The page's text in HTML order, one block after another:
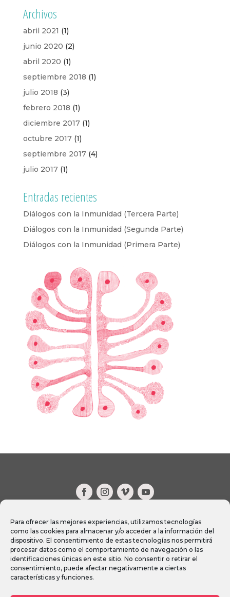
Para ofrecer las mejores experiencias, utilizamos tecnologías
como las cookies para almacenar y/o acceder a la información del
dispositivo. El consentimiento de estas tecnologías nos permitirá
procesar datos como el comportamiento de navegación o las
identificaciones únicas en este sitio. No consentir o retirar el
consentimiento, puede afectar negativamente a ciertas
características y funciones.
Archivos
abril 2021 (1)
junio 2020 (2)
abril 2020 (1)
septiembre 2018 (1)
julio 2018 (3)
febrero 2018 (1)
diciembre 2017(1)
octubre 2017(1)
septiembre 2017(4)
julio 2017(1)
Entradas recientes
Diálogos con la Inmunidad (Tercera Parte)
Diálogos con la Inmunidad (Segunda Parte)
Diálogos con la Inmunidad (Primera Parte)
CONTACT
FAQ